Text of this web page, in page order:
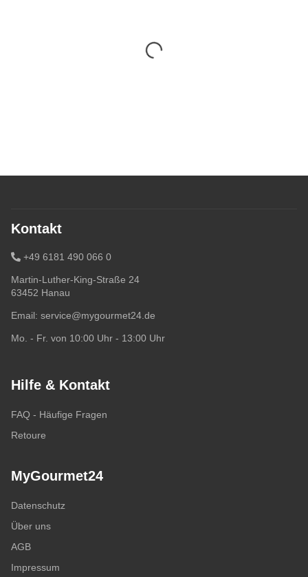
Kontakt
+49 6181 490 066 0
Martin-Luther-King-Straße 24
63452 Hanau
Email: service@mygourmet24.de
Mo. - Fr. von 10:00 Uhr - 13:00 Uhr
Hilfe & Kontakt
FAQ - Häufige Fragen
Retoure
MyGourmet24
Datenschutz
Über uns
AGB
Impressum